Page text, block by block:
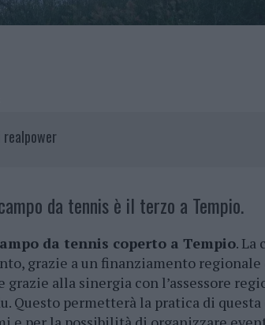
realpower
da tennis è il terzo a Tempio.
da tennis coperto a Tempio. La
grazie a un finanziamento
grazie alla sinergia con l’assessore
Questo permetterà la pratica di